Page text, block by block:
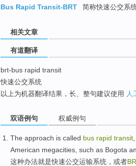
Bus Rapid Transit-BRT
简称快速公交系
相关文章
有道翻译
brt-bus rapid transit
快速公交系统
以上为机器翻译结果，长、整句建议使用 人
双语例句 权威例句
The approach is called bus rapid transit
American megacities such as Bogota
这种办法就是快速公交运输系统 ， 或者